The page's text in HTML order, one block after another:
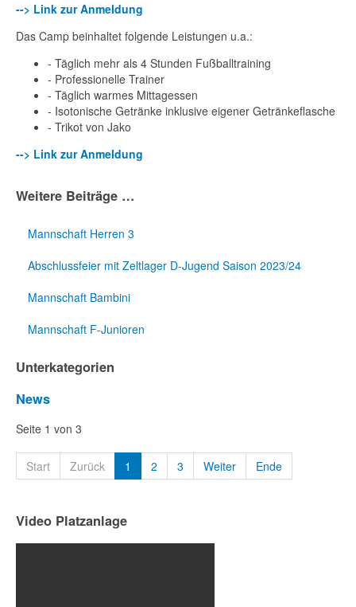
--> Link zur Anmeldung
Das Camp beinhaltet folgende Leistungen u.a.:
- Täglich mehr als 4 Stunden Fußballtraining
- Professionelle Trainer
- Täglich warmes Mittagessen
- Isotonische Getränke inklusive eigener Getränkeflasche
- Trikot von Jako
--> Link zur Anmeldung
Weitere Beiträge …
Mannschaft Herren 3
Abschlussfeier mit Zeltlager D-Jugend Saison 2023/24
Mannschaft Bambini
Mannschaft F-Junioren
Unterkategorien
News
Seite 1 von 3
Start Zurück 1 2 3 Weiter Ende
Video Platzanlage